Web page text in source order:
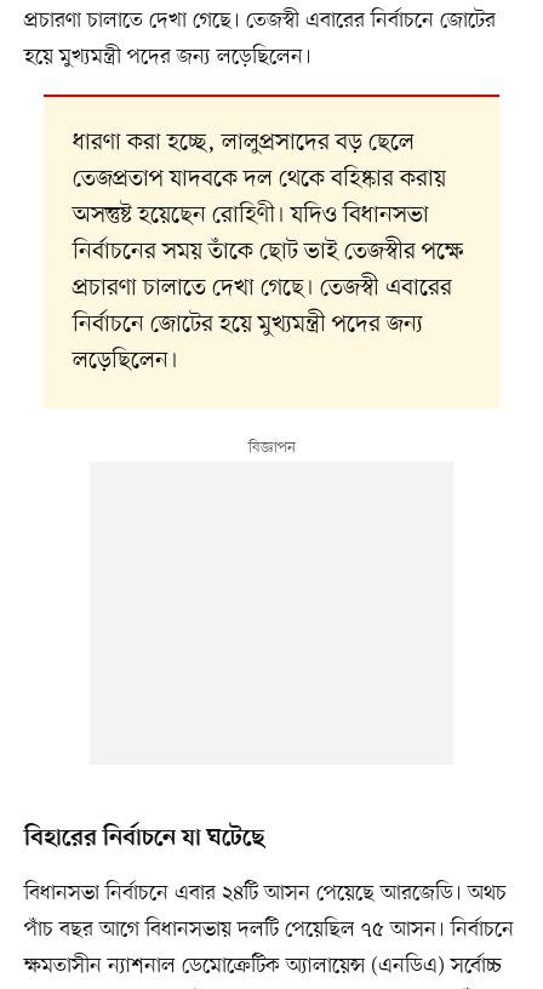
প্রচারণা চালাতে দেখা গেছে। তেজস্বী এবারের নির্বাচনে জোটের
হয়ে মুখ্যমন্ত্রী পদের জন্য লড়েছিলেন।
ধারণা করা হচ্ছে, লালুপ্রসাদের বড় ছেলে
তেজপ্রতাপ যাদবকে দল থেকে বহিষ্কার করায়
অসন্তুষ্ট হয়েছেন রোহিণী। যদিও বিধানসভা
নির্বাচনের সময় তাঁকে ছোট ভাই তেজস্বীর পক্ষে
প্রচারণা চালাতে দেখা গেছে। তেজস্বী এবারের
নির্বাচনে জোটের হয়ে মুখ্যমন্ত্রী পদের জন্য
লড়েছিলেন।
বিহারের নির্বাচনে যা ঘটেছে
বিধানসভা নির্বাচনে এবার ২৪টি আসন পেয়েছে আরজেডি। অথচ
পাঁচ বছর আগে বিধানসভায় দলটি পেয়েছিল ৭৫ আসন। নির্বাচনে
ক্ষমতাসীন ন্যাশনাল ডেমোক্রেটিক অ্যালায়েন্স (এনডিএ) সর্বোচ্চ